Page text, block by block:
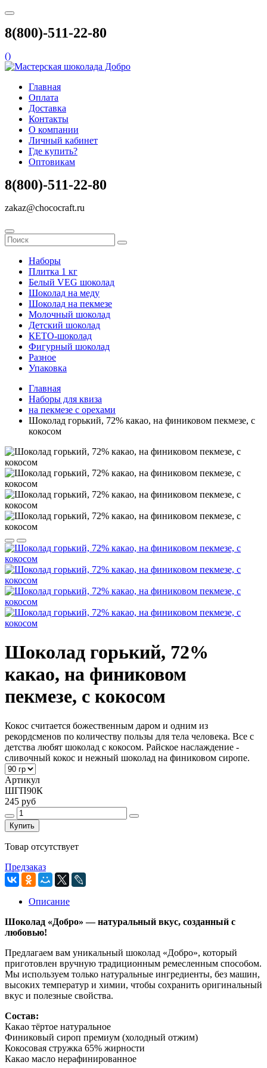
8(800)-511-22-80
()
Главная
Оплата
Доставка
Контакты
О компании
Личный кабинет
Где купить?
Оптовикам
8(800)-511-22-80
zakaz@chococraft.ru
Наборы
Плитка 1 кг
Белый VEG шоколад
Шоколад на меду
Шоколад на пекмезе
Молочный шоколад
Детский шоколад
КЕТО-шоколад
Фигурный шоколад
Разное
Упаковка
Главная
Наборы для квиза
на пекмезе с орехами
Шоколад горький, 72% какао, на финиковом пекмезе, с
кокосом
Шоколад горький, 72%
какао, на финиковом
пекмезе, с кокосом
Кокос считается божественным даром и одним из
рекордсменов по количеству пользы для тела человека. Все с
детства любят шоколад с кокосом. Райское наслаждение -
сливочный кокос и нежный шоколад на финиковом сиропе.
Артикул
ШГП90К
245 руб
Купить
Товар отсутствует
Предзаказ
Описание
Шоколад «Добро» — натуральный вкус, созданный с
любовью!
Предлагаем вам уникальный шоколад «Добро», который
приготовлен вручную традиционным ремесленным способом.
Мы используем только натуральные ингредиенты, без машин,
высоких температур и химии, чтобы сохранить оригинальный
вкус и полезные свойства.
Состав:
Какао тёртое натуральное
Финиковый сироп премиум (холодный отжим)
Кокосовая стружка 65% жирности
Какао масло нерафинированное